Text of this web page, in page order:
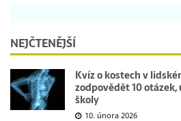
NEJČTENĚJŠÍ
Kvíz o kostech v
zodpovědět 10
školy
10. února 2026